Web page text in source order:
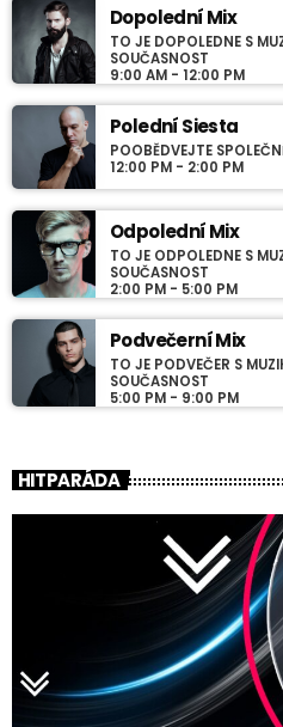
justo. Aliquam semper faucibus
varius laoreet sodales.
Dopolední Mix
TO JE DOPOLEDNE S
SOUČASNOST
9:00 AM - 12:00 PM
Polední Siesta
POOBĚDVEJTE
12:00 PM - 2:00 PM
Odpolední Mix
TO JE ODPOLEDNE S
SOUČASNOST
2:00 PM - 5:00 PM
Podvečerní Mix
TO JE PODVEČER S
SOUČASNOST
5:00 PM - 9:00 PM
HITPARÁDA